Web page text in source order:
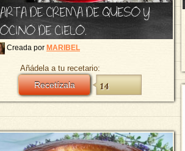
DE CREMA DE QUESO Y
DE CIELO.
Creada por MARIBEL
Añádela a tu recetario:
Recetízala 14